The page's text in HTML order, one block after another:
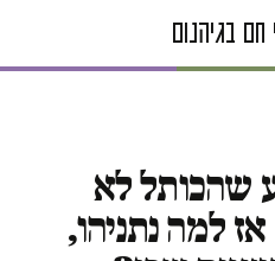
שהכותל לא
למה נתניהו,